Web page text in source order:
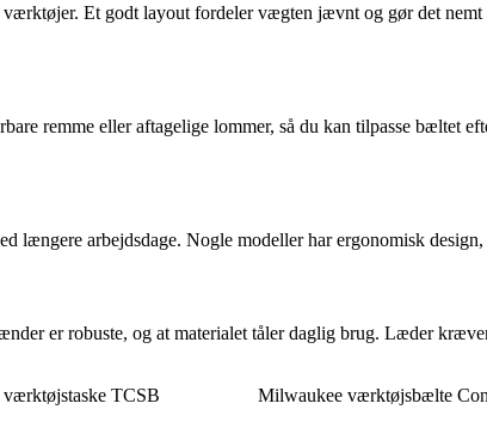
Et godt layout fordeler vægten jævnt og gør det
remme eller aftagelige lommer, så du kan tilpasse bæltet
længere arbejdsdage. Nogle modeller har ergonomisk
er robuste, og at materialet tåler daglig brug. Læder
TCSB Milwaukee værktøjsbælte